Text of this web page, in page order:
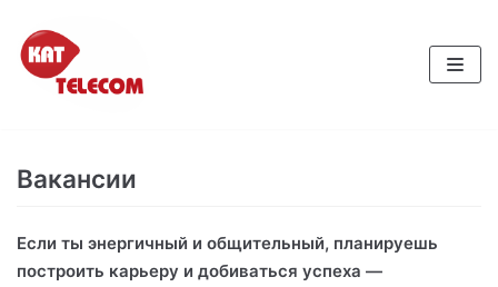
Перейти
Вакансии
Если ты энергичный и общительный, планируешь
построить карьеру и добиваться успеха —